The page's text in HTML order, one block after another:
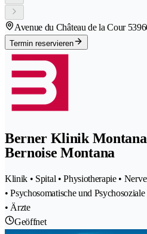
Avenue du Château de la Cour 5
Termin reservieren
Berner Klinik
Bernoise Montana
Klinik • Spital • Physiotherapie •
• Psychosomatische und
• Ärzte
Geöffnet